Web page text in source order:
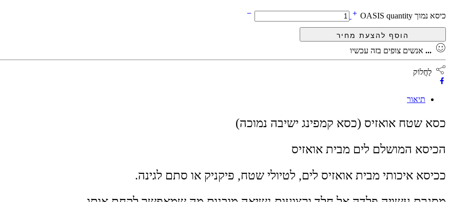
כיסא נמוך OASIS quantity
... אנשים צופים בזה עכשיו
לַחֲלוֹק
תיאור
כסא שטח אואזיס (כסא קמפינג ישיבה נמוכה)
הכיסא המושלם לים מבית אואזיס
ככיסא איכותי מבית אואזיס לים, לטיולי שטח, פיקניק או סתם לגינה.